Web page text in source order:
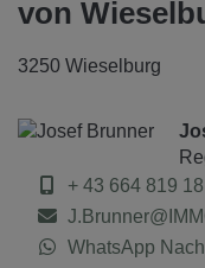
von
3250 Wieselburg
+ 43 664 819
WhatsApp